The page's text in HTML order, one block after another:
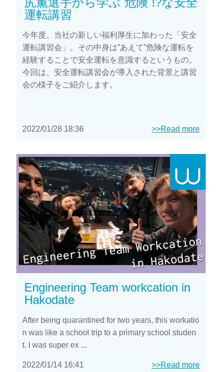
運転講習
今年度、当社の新しい福利厚生に加わった「安全
運転講習会」。その中身は”あえて”危険な運転を
経験することで安全運転を意識するというもの。
今回は、安全運転講習会が導入された背景と講習
会の様子をご紹介します。
2022/01/28 18:36 >>Read more
Engineering Team workcation in
Hakodate
After being quarantined for two years, this workatio
n was like a school trip to a primary school studen
t. I was super ex ...
2022/01/14 16:41 >>Read more